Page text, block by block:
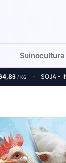
/ KG SOJA -